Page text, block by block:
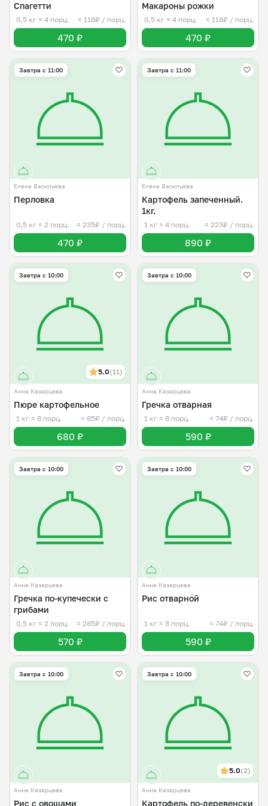
Спагетти
0,5 кг ≈ 4 порц. ≈ 118₽ / порц.
470 ₽
Макароны рожки
0,5 кг ≈ 4 порц. ≈ 118₽ / порц.
470 ₽
Завтра c 11:00
Елена Васильева
Перловка
0,5 кг ≈ 2 порц. ≈ 235₽ / порц.
470 ₽
Завтра c 11:00
Елена Васильева
Картофель запеченный.
1кг.
1 кг ≈ 4 порц. ≈ 223₽ / порц.
890 ₽
Завтра c 10:00
5.0(11)
Анна Казарцева
Пюре картофельное
1 кг ≈ 8 порц. ≈ 85₽ / порц.
680 ₽
Завтра c 10:00
Анна Казарцева
Гречка отварная
1 кг ≈ 8 порц. ≈ 74₽ / порц.
590 ₽
Завтра c 10:00
Анна Казарцева
Гречка по-купечески с
грибами
0,5 кг ≈ 2 порц. ≈ 285₽ / порц.
570 ₽
Завтра c 10:00
Анна Казарцева
Рис отварной
1 кг ≈ 8 порц. ≈ 74₽ / порц.
590 ₽
Завтра c 10:00
Анна Казарцева
Рис с овощами
Завтра c 10:00
5.0(2)
Анна Казарцева
Картофель по-деревенски